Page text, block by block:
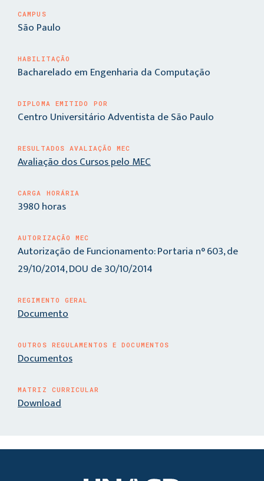
CAMPUS
São Paulo
HABILITAÇÃO
Bacharelado em Engenharia da Computação
DIPLOMA EMITIDO POR
Centro Universitário Adventista de São Paulo
RESULTADOS AVALIAÇÃO MEC
Avaliação dos Cursos pelo MEC
CARGA HORÁRIA
3980 horas
AUTORIZAÇÃO MEC
Autorização de Funcionamento: Portaria n° 603, de
29/10/2014, DOU de 30/10/2014
REGIMENTO GERAL
Documento
OUTROS REGULAMENTOS E DOCUMENTOS
Documentos
MATRIZ CURRICULAR
Download